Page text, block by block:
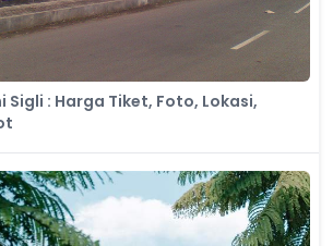
Sigli : Harga Tiket, Foto, Lokasi,